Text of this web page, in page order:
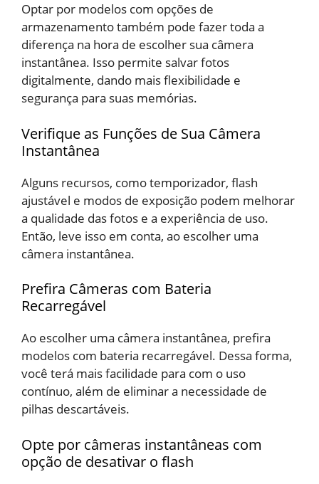
Optar por modelos com opções de
armazenamento também pode fazer toda a
diferença na hora de escolher sua câmera
instantânea. Isso permite salvar fotos
digitalmente, dando mais flexibilidade e
segurança para suas memórias.
Verifique as Funções de Sua Câmera
Instantânea
Alguns recursos, como temporizador, flash
ajustável e modos de exposição podem melhorar
a qualidade das fotos e a experiência de uso.
Então, leve isso em conta, ao escolher uma
câmera instantânea.
Prefira Câmeras com Bateria
Recarregável
Ao escolher uma câmera instantânea, prefira
modelos com bateria recarregável. Dessa forma,
você terá mais facilidade para com o uso
contínuo, além de eliminar a necessidade de
pilhas descartáveis.
Opte por câmeras instantâneas com
opção de desativar o flash